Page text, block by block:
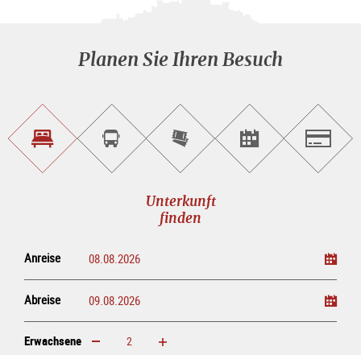
Planen Sie Ihren Besuch
Unterkunft<br>findenSightseeing<br>Tour
buchen
Tickets
online<br>kaufen
Events<br>finden
Unterkunft
finden
Anreise
Abreise
Erwachsene erhöhen verringern